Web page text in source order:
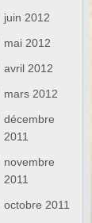
juin 2012
mai 2012
avril 2012
mars 2012
décembre
2011
novembre
2011
octobre 2011